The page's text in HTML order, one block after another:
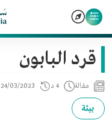
قرد البابون
مقالة 4 د 24/03/2023
بيئة